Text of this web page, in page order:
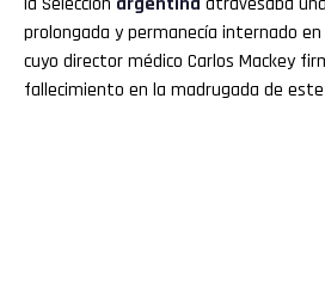
prolongada y permanecía internado
cuyo director médico Carlos Mackey
fallecimiento en la madrugada de